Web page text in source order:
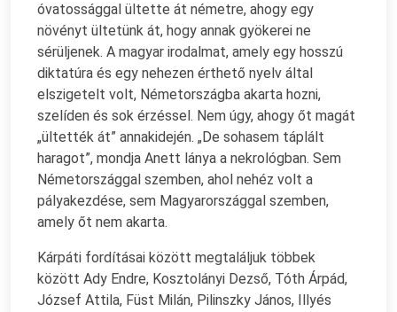
óvatossággal ültette át németre, ahogy egy
növényt ültetünk át, hogy annak gyökerei ne
sérüljenek. A magyar irodalmat, amely egy hosszú
diktatúra és egy nehezen érthető nyelv által
elszigetelt volt, Németországba akarta hozni,
szelíden és sok érzéssel. Nem úgy, ahogy őt magát
„ültették át” annakidején. „De sohasem táplált
haragot”, mondja Anett lánya a nekrológban. Sem
Németországgal szemben, ahol nehéz volt a
pályakezdése, sem Magyarországgal szemben,
amely őt nem akarta.
Kárpáti fordításai között megtaláljuk többek
között Ady Endre, Kosztolányi Dezső, Tóth Árpád,
József Attila, Füst Milán, Pilinszky János, Illyés